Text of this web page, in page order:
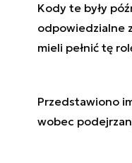
Kody te były
odpowiedzialne
mieli pełnić tę
Przedstawiono
wobec